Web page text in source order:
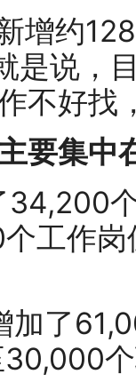
增约
是说，
不好找
要集中
34,200
工作
加了